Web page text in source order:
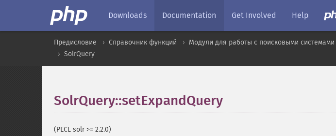
Downloads Documentation Get Involved Help
Предисловие Справочник функций Модули для работы с поисковыми системами
SolrQuery
SolrQuery::setExpandQuery
(PECL solr >= 2.2.0)